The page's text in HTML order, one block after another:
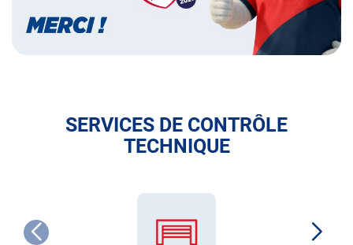
SERVICES DE CONTRÔLE
TECHNIQUE